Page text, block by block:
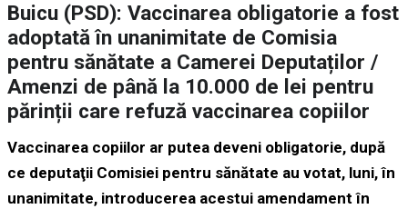
Buicu (PSD): Vaccinarea obligatorie a fost
adoptată în unanimitate de Comisia
pentru sănătate a Camerei Deputaților /
Amenzi de până la 10.000 de lei pentru
părinții care refuză vaccinarea copiilor
Vaccinarea copiilor ar putea deveni obligatorie, după
ce deputaţii Comisiei pentru sănătate au votat, luni, în
unanimitate, introducerea acestui amendament în